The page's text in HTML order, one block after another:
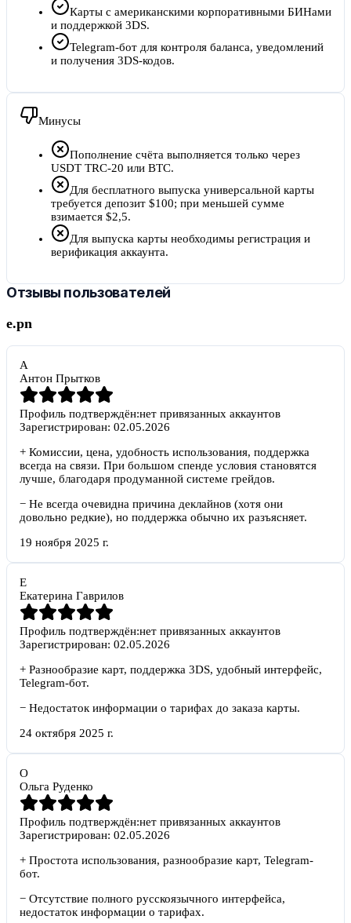
Карты с американскими корпоративными БИНами
и поддержкой 3DS.
Telegram-бот для контроля баланса, уведомлений
и получения 3DS-кодов.
Минусы
Пополнение счёта выполняется только через
USDT TRC-20 или BTC.
Для бесплатного выпуска универсальной карты
требуется депозит $100; при меньшей сумме
взимается $2,5.
Для выпуска карты необходимы регистрация и
верификация аккаунта.
Отзывы пользователей
e.pn
А
Антон Прытков
Профиль подтверждён:нет привязанных аккаунтов
Зарегистрирован: 02.05.2026
+ Комиссии, цена, удобность использования, поддержка
всегда на связи. При большом спенде условия становятся
лучше, благодаря продуманной системе грейдов.
− Не всегда очевидна причина деклайнов (хотя они
довольно редкие), но поддержка обычно их разъясняет.
19 ноября 2025 г.
Е
Екатерина Гаврилов
Профиль подтверждён:нет привязанных аккаунтов
Зарегистрирован: 02.05.2026
+ Разнообразие карт, поддержка 3DS, удобный интерфейс,
Telegram-бот.
− Недостаток информации о тарифах до заказа карты.
24 октября 2025 г.
О
Ольга Руденко
Профиль подтверждён:нет привязанных аккаунтов
Зарегистрирован: 02.05.2026
+ Простота использования, разнообразие карт, Telegram-
бот.
− Отсутствие полного русскоязычного интерфейса,
недостаток информации о тарифах.